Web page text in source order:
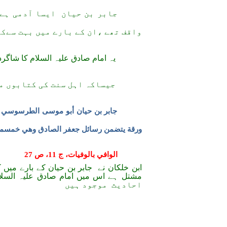
جابر بن حیان ایسا آدمی
واقف تھے ،ان کے بارے میں بہت
یہ امام صادق علیہ السلام کا
جیساکہ اہل سنت کی کتابوں
جابر بن حيان أبو موسى
ورقة يتضمن رسائل جعفر الصادق وهي
الوافي بالوفيات، ج 11، ص 27
ابن خلکان نے
جابر بن حیان کے بارے
احادیث
موجود ہیں